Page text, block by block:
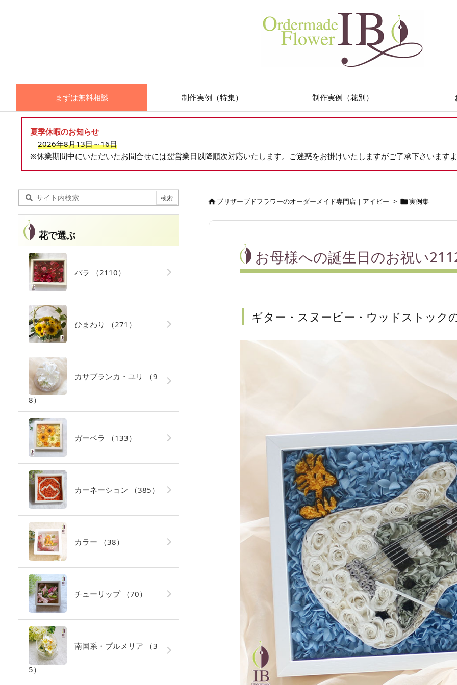
まずは無料相談 制作実例（特集） 制作実例（花別）
夏季休暇のお知らせ
2026年8月13日～16日
※休業期間中にいただいたお問合せには翌営業日以降順次対応いたします。ご迷惑をお掛けいたしますがご了承下さいます
ブリザーブドフラワーのオーダーメイド専門店｜アイビー > 実例集
お母様への誕生日のお祝い
ギター・スヌーピー・ウッドストック
花で選ぶ
バラ （2110）
ひまわり （271）
カサブランカ・ユリ （9
8）
ガーベラ （133）
カーネーション （385）
カラー （38）
チューリップ （70）
南国系・プルメリア （3
5）